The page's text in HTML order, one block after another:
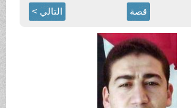
قصة التالي >